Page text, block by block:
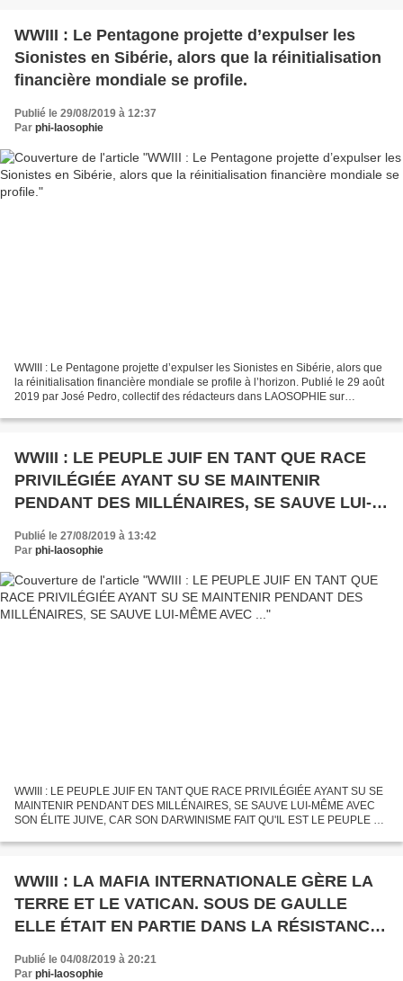
WWIII : Le Pentagone projette d’expulser les
Sionistes en Sibérie, alors que la réinitialisation
financière mondiale se profile.
Publié le 29/08/2019 à 12:37
Par phi-laosophie
WWIII : Le Pentagone projette d’expulser les Sionistes en Sibérie, alors que
la réinitialisation financière mondiale se profile à l’horizon. Publié le 29 août
2019 par José Pedro, collectif des rédacteurs dans LAOSOPHIE sur
WWIII : LE PEUPLE JUIF EN TANT QUE RACE
PRIVILÉGIÉE AYANT SU SE MAINTENIR
PENDANT DES MILLÉNAIRES, SE SAUVE LUI-
MÊME AVEC ...
Publié le 27/08/2019 à 13:42
Par phi-laosophie
WWIII : LE PEUPLE JUIF EN TANT QUE RACE PRIVILÉGIÉE AYANT SU SE
MAINTENIR PENDANT DES MILLÉNAIRES, SE SAUVE LUI-MÊME AVEC
SON ÉLITE JUIVE, CAR SON DARWINISME FAIT QU'IL EST LE PEUPLE LE
PHILOSOPHIQUEMENT,...
WWIII : LA MAFIA INTERNATIONALE GÈRE LA
TERRE ET LE VATICAN. SOUS DE GAULLE
ELLE ÉTAIT EN PARTIE DANS LA RÉSISTANCE,
Publié le 04/08/2019 à 20:21
Par phi-laosophie